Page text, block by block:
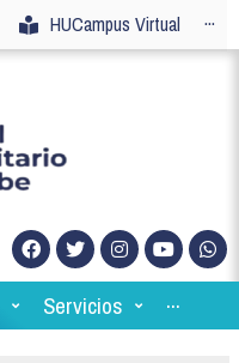
HUCampus Virtual ···
Servicios ···